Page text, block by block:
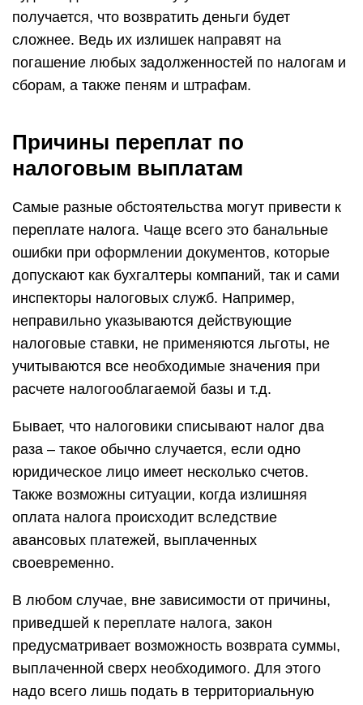
получается, что возвратить деньги будет
сложнее. Ведь их излишек направят на
погашение любых задолженностей по налогам и
сборам, а также пеням и штрафам.
Причины переплат по
налоговым выплатам
Самые разные обстоятельства могут привести к
переплате налога. Чаще всего это банальные
ошибки при оформлении документов, которые
допускают как бухгалтеры компаний, так и сами
инспекторы налоговых служб. Например,
неправильно указываются действующие
налоговые ставки, не применяются льготы, не
учитываются все необходимые значения при
расчете налогооблагаемой базы и т.д.
Бывает, что налоговики списывают налог два
раза – такое обычно случается, если одно
юридическое лицо имеет несколько счетов.
Также возможны ситуации, когда излишняя
оплата налога происходит вследствие
авансовых платежей, выплаченных
своевременно.
В любом случае, вне зависимости от причины,
приведшей к переплате налога, закон
предусматривает возможность возврата суммы,
выплаченной сверх необходимого. Для этого
надо всего лишь подать в территориальную